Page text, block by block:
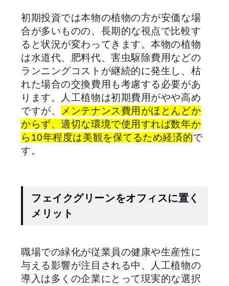
初期投資では本物の植物の方が安価な場
合が多いものの、長期的な視点で比較す
ると状況が変わってきます。本物の植物
は水道代、肥料代、害虫駆除費用などの
ランニングコストが継続的に発生し、枯
れた場合の交換費用も考慮する必要があ
ります。人工植物は初期費用がやや高め
ですが、
メンテナンス費用がほとんどか
からず、適切な環境で使用すれば数年か
ら10年程度は美観を保てるため経済的で
す。
フェイクグリーンをオフィスに置く
メリット
職場での緑化が従業員の健康や生産性に
与える影響が注目される中、人工植物の
導入は多くの企業にとって現実的な選択